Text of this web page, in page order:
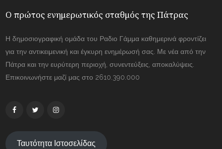
Ο πρώτος ενημερωτικός σταθμός της Πάτρας
Η δημοσιογραφική ομάδα του Ραδιο Γάμμα καθημερινά φροντίζει
για την αντικειμενική και έγκυρη ενημέρωσή σας. Με νέα από την
Πάτρα και την ευρύτερη περιοχή, συνεντεύξεις, αποκαλύψεις.
Επικοινωνήστε μαζί μας στο 2610.390.000
Ταυτότητα Ιστοσελίδας